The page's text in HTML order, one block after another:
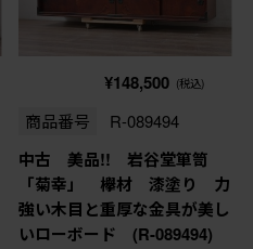
¥148,500 (税込)
商品番号 R-089494
中古 美品!! 岩谷堂箪笥
「菊幸」 欅材 漆塗り 力
強い木目と重厚な金具が美し
いローボード (R-089494)